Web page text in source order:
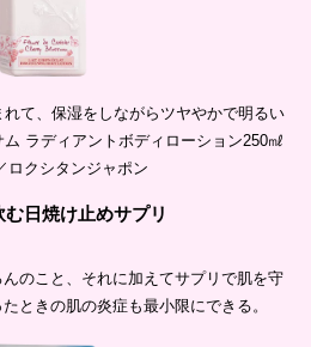
て、保湿をしながらツヤやかで明るい
ラディアントボディローション250㎖
ロクシタンジャポン
日焼け止めサプリ
のこと、それに加えてサプリで肌を守
ときの肌の炎症も最小限にできる。